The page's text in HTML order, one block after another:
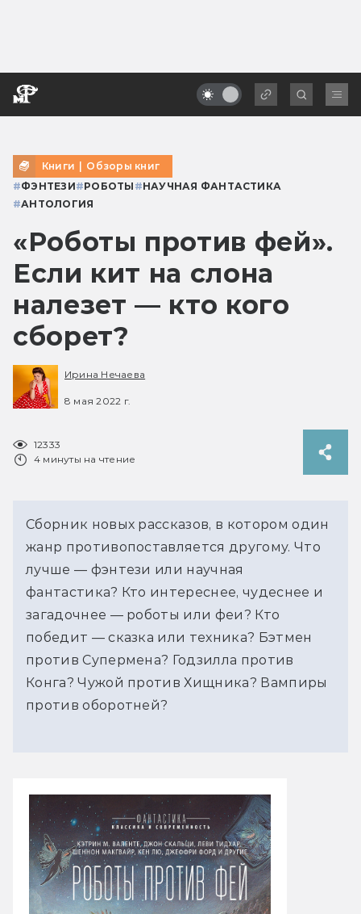
Книги | Обзоры книг
#ФЭНТЕЗИ#РОБОТЫ #НАУЧНАЯ ФАНТАСТИКА
#АНТОЛОГИЯ
«Роботы против фей».
Если кит на слона
налезет — кто кого
сборет?
Ирина Нечаева
8 мая 2022 г.
12333
4 минуты на чтение
Сборник новых рассказов, в котором один
жанр противопоставляется другому. Что
лучше — фэнтези или научная
фантастика? Кто интереснее, чудеснее и
загадочнее — роботы или феи? Кто
победит — сказка или техника? Бэтмен
против Супермена? Годзилла против
Конга? Чужой против Хищника? Вампиры
против оборотней?